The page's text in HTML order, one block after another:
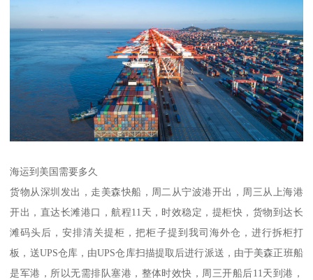
海运到美国需要多久
货物从深圳发出，走美森快船，周二从宁波港开出，周三从上海港
开出，直达长滩港口，航程11天，时效稳定，提柜快，货物到达长
滩码头后，安排清关提柜，把柜子提到我司海外仓，进行拆柜打
板，送UPS仓库，由UPS仓库扫描提取后进行派送，由于美森正班船
是军港，所以无需排队塞港，整体时效快，周三开船后11天到港，